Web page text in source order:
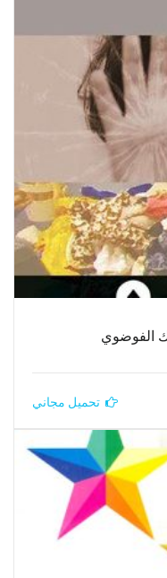
الفوضوي
تحميل مجاني